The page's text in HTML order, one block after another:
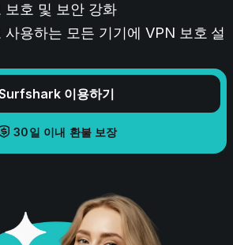
보호 및 보안 강화
용하는 모든 기기에 VPN 보호 설
이용하기
30일 이내 환불 보장